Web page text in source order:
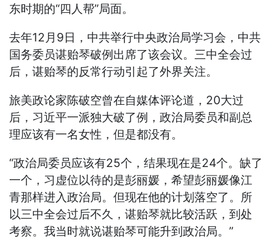
东时期的“四人帮”局面。
去年12月9日，中共举行中央政治局学习会，中共
国务委员谌贻琴破例出席了该会议。三中全会过
后，谌贻琴的反常行动引起了外界关注。
旅美政论家陈破空曾在自媒体评论道，20大过
后，习近平一派独大破了例，政治局委员和副总
理应该有一名女性，但是都没有。
“政治局委员应该有25个，结果现在是24个。缺了
一个，习虚位以待的是彭丽媛，希望彭丽媛像江
青那样进入政治局。但现在他的计划落空了。所
以三中全会过后不久，谌贻琴就比较活跃，到处
考察。我当时就说谌贻琴可能升到政治局。”